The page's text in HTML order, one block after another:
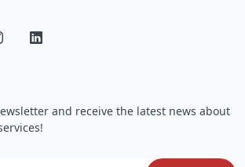
and receive the latest news about